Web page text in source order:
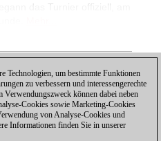
das Turnier offiziell, am
1Technologien, um bestimmte Funktionen
zu verbessern und interessengerechte
können dabei neben
Cookies sowie Marketing-Cookies
von Analyse-Cookies und
Informationen finden Sie in unserer